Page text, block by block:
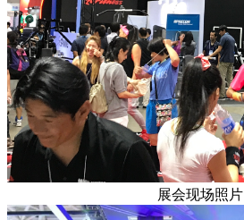
展会现场照片